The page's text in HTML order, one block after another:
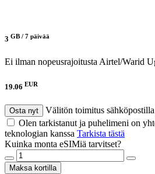
3 GB / 7 päivää
Ei ilman nopeusrajoitustaAirtel/Warid
19.06 EUR
Osta nyt
Välitön toimitus
Olen tarkistanut ja puhelimeni on
teknologian kanssa Tarkista tästä
Kuinka monta eSIMiä tarvitset?
Maksa kortilla